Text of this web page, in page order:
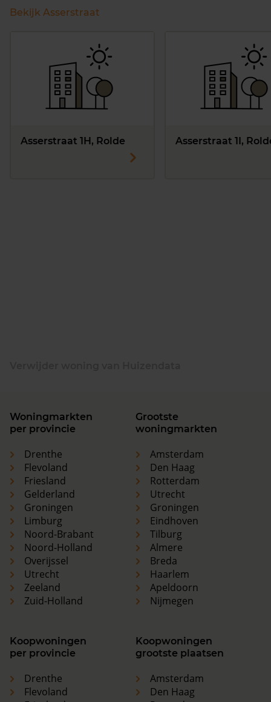
Bekijk Asserstraat
Asserstraat 1H, Rolde Asserstraat 1I,
Woningmarkten
per provincie
Drenthe
Flevoland
Friesland
Gelderland
Groningen
Limburg
Noord-Brabant
Noord-Holland
Overijssel
Utrecht
Zeeland
Zuid-Holland
Grootste
woningmarkten
Amsterdam
Den Haag
Rotterdam
Utrecht
Groningen
Eindhoven
Tilburg
Almere
Breda
Haarlem
Apeldoorn
Nijmegen
Koopwoningen
per provincie
Drenthe
Flevoland
Koopwoningen
grootste plaatsen
Amsterdam
Den Haag